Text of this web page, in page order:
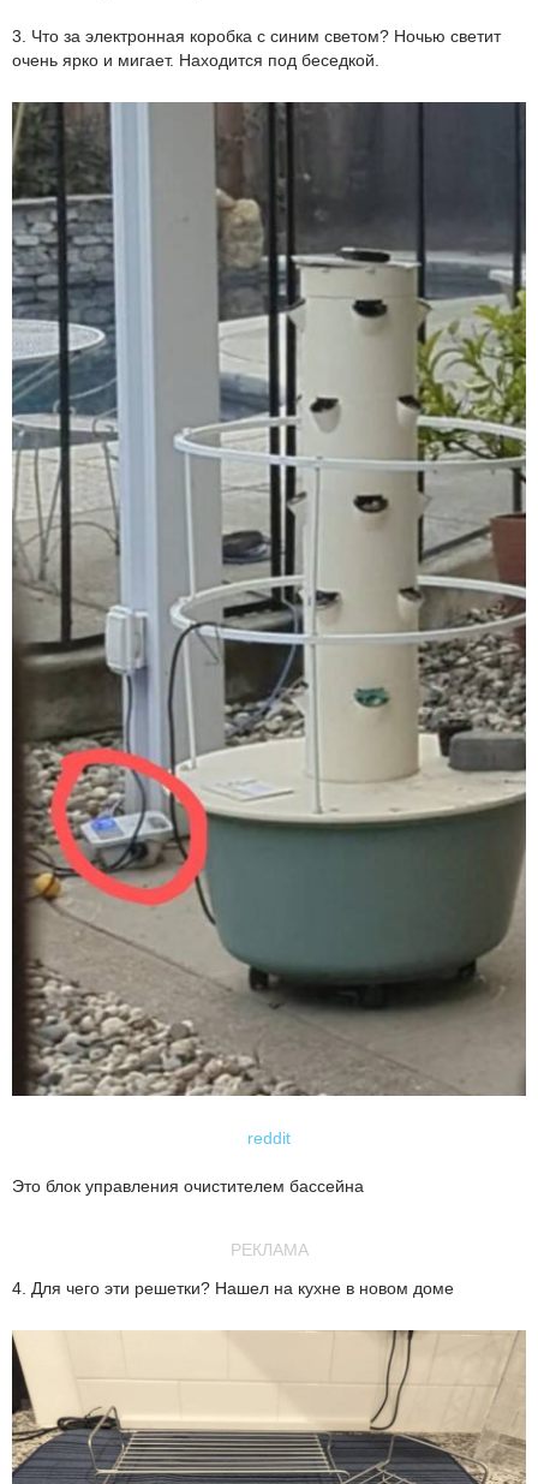
3. Что за электронная коробка с синим светом? Ночью светит
очень ярко и мигает. Находится под беседкой.
reddit
Это блок управления очистителем бассейна
РЕКЛАМА
4. Для чего эти решетки? Нашел на кухне в новом доме